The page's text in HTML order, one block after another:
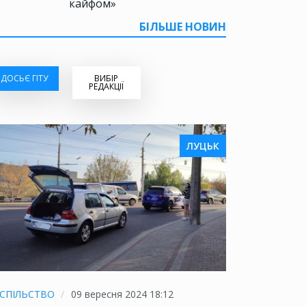
кайфом»
БІЛЬШЕ НОВИН
ДОСЬЄ ГІТУ ВИБІР
РЕДАКЦІЇ
ЛУЦЬК
09 вересня 2024 18:12